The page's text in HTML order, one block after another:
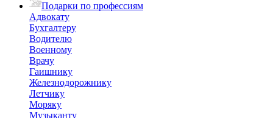
Подарки по профессиям
Адвокату
Бухгалтеру
Водителю
Военному
Врачу
Гаишнику
Железнодорожнику
Летчику
Моряку
Музыканту